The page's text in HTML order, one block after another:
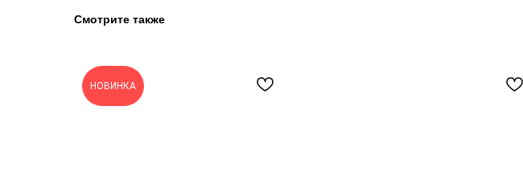
Смотрите также
НОВИНКА